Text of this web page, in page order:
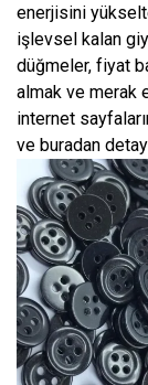
enerjisini
işlevsel kalan
düğmeler, fiyat
almak ve merak
internet
ve buradan